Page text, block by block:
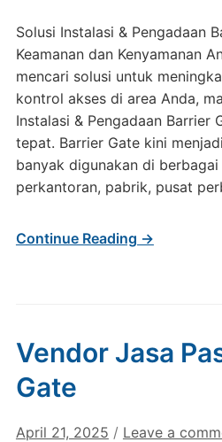
Solusi Instalasi & Pengadaan
Keamanan dan Kenyamanan
mencari solusi untuk
kontrol akses di area Anda,
Instalasi & Pengadaan Barrier
tepat. Barrier Gate kini
banyak digunakan di
perkantoran, pabrik, pusat
Continue Reading →
Vendor Jasa
Gate
April 21, 2025 / Leave a